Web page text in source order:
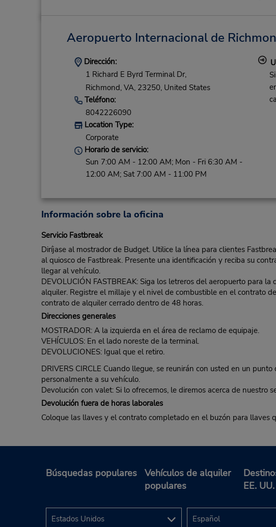
Aeropuerto Internacional de
Dirección:
1 Richard E Byrd Terminal Dr,
Richmond, VA, 23250, United States
Teléfono:
8042226090
Location Type:
Corporate
Horario de servicio:
Sun 7:00 AM - 12:00 AM; Mon - Fri 6:30 AM -
12:00 AM; Sat 7:00 AM - 11:00 PM
Información sobre la oficina
Servicio Fastbreak
Diríjase al mostrador de Budget. Utilice la línea para clientes
al quiosco de Fastbreak. Presente una identificación y reciba su
llegar al vehículo.
DEVOLUCIÓN FASTBREAK: Siga los letreros del aeropuerto para
alquiler. Registre el millaje y el nivel de combustible en el contrato
contrato de alquiler cerrado dentro de 48 horas.
Direcciones generales
MOSTRADOR: A la izquierda en el área de reclamo de equipaje.
VEHÍCULOS: En el lado noreste de la terminal.
DEVOLUCIONES: Igual que el retiro.
DRIVERS CIRCLE Cuando llegue, se reunirán con usted en un
personalmente a su vehículo.
Devolución con valet: Si lo ofrecemos, le diremos acerca de nuestro
Devolución fuera de horas laborales
Coloque las llaves y el contrato completado en el buzón para llaves
Búsquedas populares
Vehículos de alquiler
populares
EE. UU.